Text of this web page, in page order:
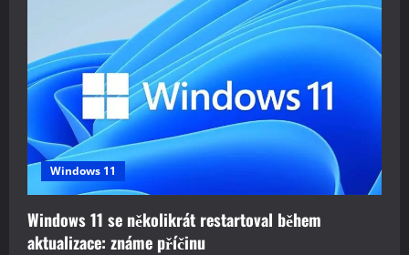
Windows 11
Windows 11 se několikrát restartoval během
aktualizace: známe příčinu